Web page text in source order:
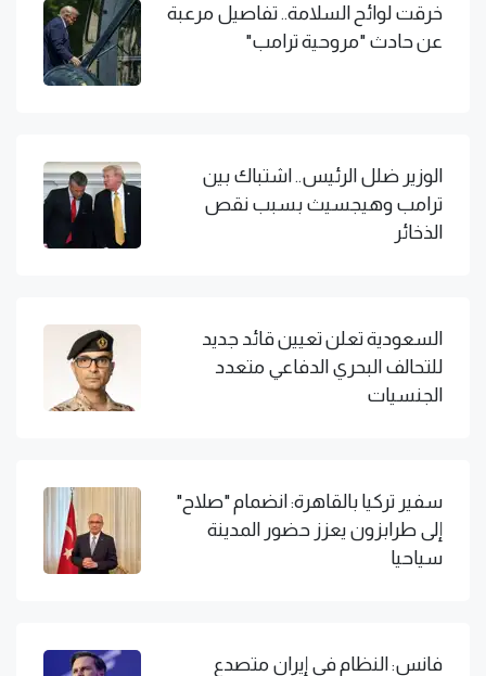
خرقت لوائح السلامة.. تفاصيل مرعبة
عن حادث "مروحية ترامب"
الوزير ضلل الرئيس.. اشتباك بين
ترامب وهيجسيث بسبب نقص
الذخائر
السعودية تعلن تعيين قائد جديد
للتحالف البحري الدفاعي متعدد
الجنسيات
سفير تركيا بالقاهرة: انضمام "صلاح"
إلى طرابزون يعزز حضور المدينة
سياحيا
فانس: النظام في إيران متصدع